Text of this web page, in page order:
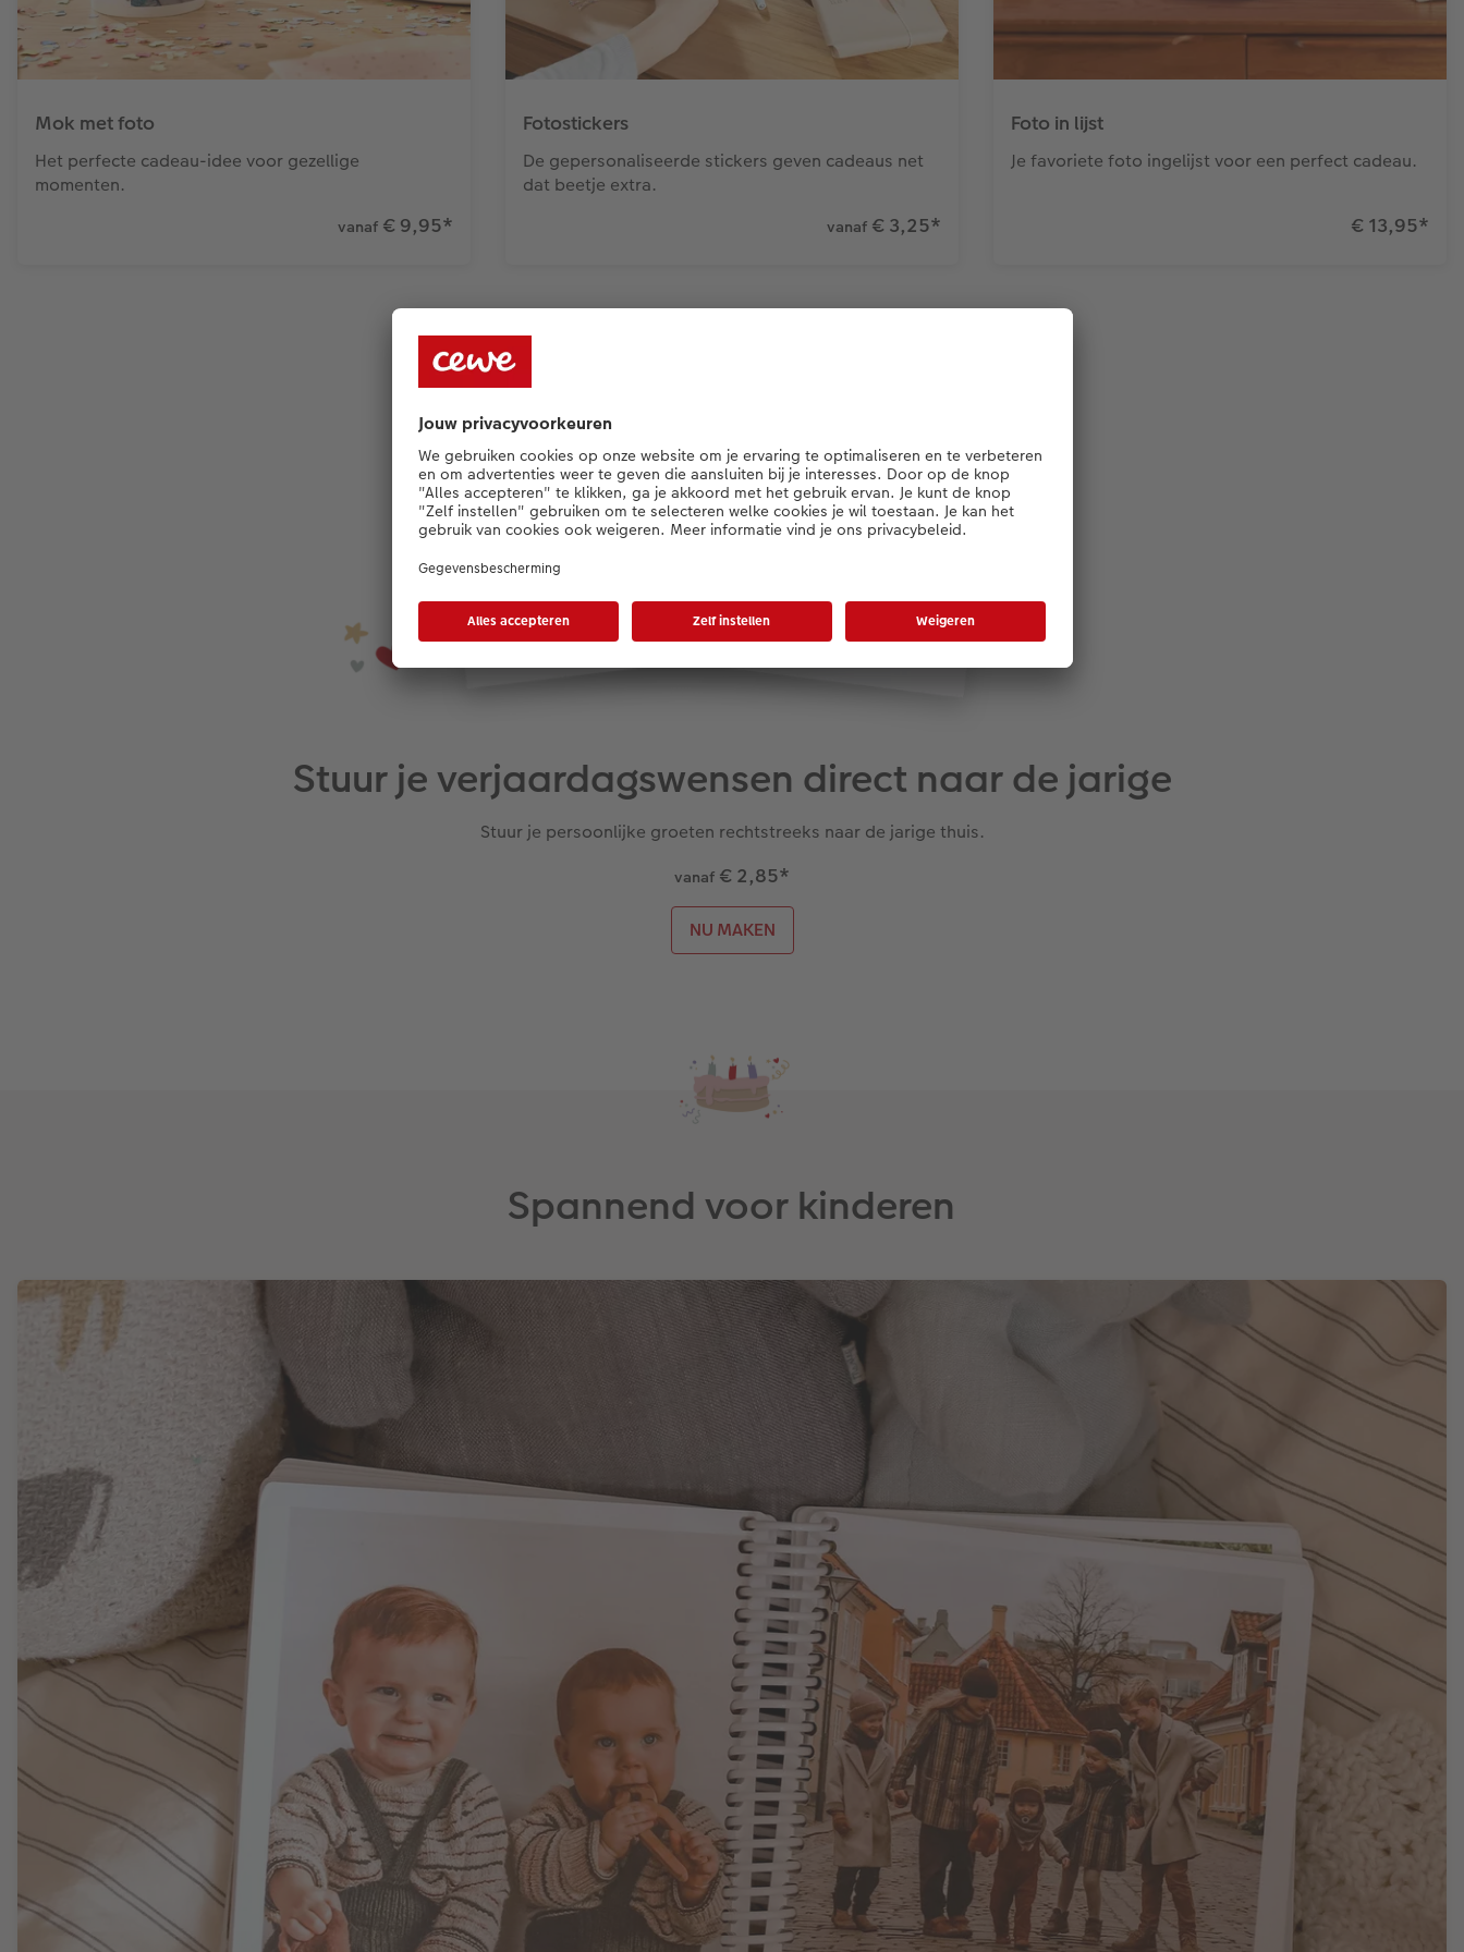
Mok met foto
Het perfecte cadeau-idee voor gezellige
momenten.
vanaf€ 9,95*
Fotostickers
De gepersonaliseerde stickers geven cadeaus net
dat beetje extra.
vanaf€ 3,25*
Foto in lijst
Je favoriete foto ingelijst voor een perfect cadeau.
€ 13,95*
Stuur je verjaardagswensen direct naar de jarige
Stuur je persoonlijke groeten rechtstreeks naar de jarige thuis.
vanaf € 2,85*
NU MAKEN
Spannend voor kinderen